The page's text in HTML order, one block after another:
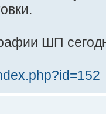
ШП